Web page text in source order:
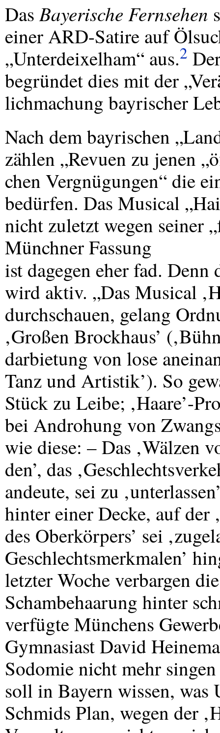
DasBayerische Fernsehen
einerARD-Satire auf
„Unterdeixelham“ aus.2
begründet dies mit der
lichmachung bayrischer
Nach dem bayrischen
zählen „Revuen zu jenen
chen Vergnügungen“ die
bedürfen. Das Musical
nicht zuletzt wegen seiner
Münchner Fassung
ist dagegen eher fad. Denn
wird aktiv. „Das Musical
durchschauen, gelang
‚Großen Brockhaus’
darbietung von lose
Tanz und Artistik’). So
Stück zu Leibe; ‚Haare’-
bei Androhung von
wie diese: – Das ‚Wälzen
den’, das
andeute, sei zu
hinter einer Decke, auf der
des Oberkörpers’ sei
Geschlechtsmerkmalen’
letzter Woche verbargen
Schambehaarung hinter
verfügte Münchens
Gymnasiast David
Sodomie nicht mehr
soll in Bayern wissen, was
Schmids Plan, wegen der